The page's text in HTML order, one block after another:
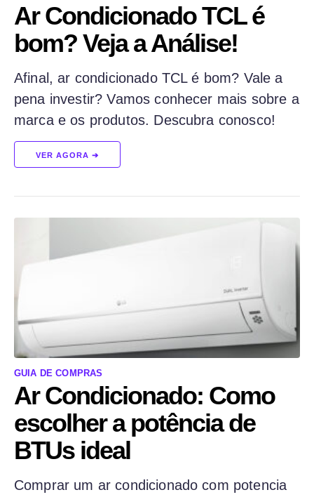
Ar Condicionado TCL é
bom? Veja a Análise!
Afinal, ar condicionado TCL é bom? Vale a
pena investir? Vamos conhecer mais sobre a
marca e os produtos. Descubra conosco!
VER AGORA ➔
GUIA DE COMPRAS
Ar Condicionado: Como
escolher a potência de
BTUs ideal
Comprar um ar condicionado com potencia